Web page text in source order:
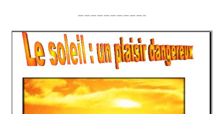
——————————–